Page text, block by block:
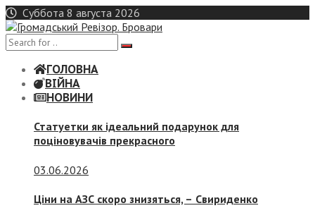
Skip
to
content
Суббота 8 августа 2026
ГОЛОВНА
ВІЙНА
НОВИНИ
Статуетки як ідеальний подарунок для
поціновувачів прекрасного
03.06.2026
Ціни на АЗС скоро знизяться, – Свириденко